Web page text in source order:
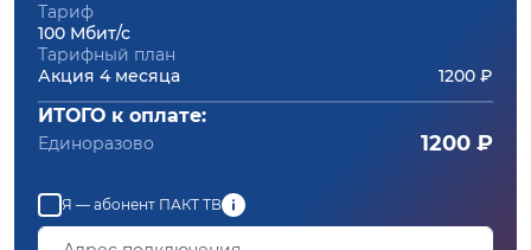
Тариф
100 Мбит/с
Тарифный план
Акция 4 месяца
1200 ₽
ИТОГО к оплате:
Единоразово 1200 ₽
Я — абонент ПАКТ ТВ